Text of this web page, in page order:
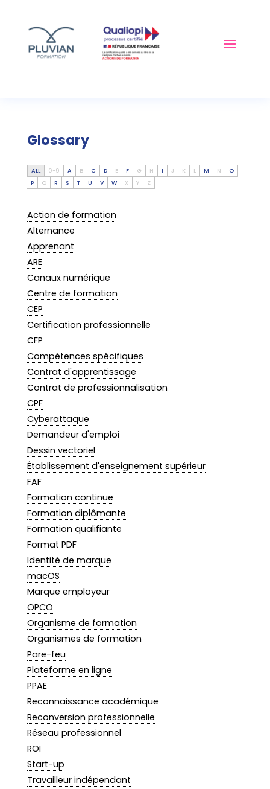
Glossary
ALL 0-9 A B C D E F G H I J K L M N
O
P
Q R S T U V W X Y Z
Action de formation
Alternance
Apprenant
ARE
Canaux numérique
Centre de formation
CEP
Certification professionnelle
CFP
Compétences spécifiques
Contrat d'apprentissage
Contrat de professionnalisation
CPF
Cyberattaque
Demandeur d'emploi
Dessin vectoriel
Établissement d'enseignement supérieur
FAF
Formation continue
Formation diplômante
Formation qualifiante
Format PDF
Identité de marque
macOS
Marque employeur
OPCO
Organisme de formation
Organismes de formation
Pare-feu
Plateforme en ligne
PPAE
Reconnaissance académique
Reconversion professionnelle
Réseau professionnel
ROI
Start-up
Travailleur indépendant